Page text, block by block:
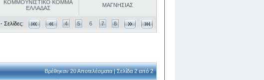
ΚΟΜΜΟΥΝΙΣΤΙΚΟ ΚΟΜΜΑ
ΕΛΛΑΔΑΣ
ΜΑΓΝΗΣΙΑΣ
4 5 6 7 8
Βρέθηκαν 20 Αποτελέσματα | Σελίδα 2 από 2